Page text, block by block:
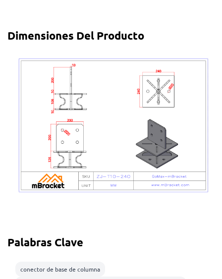
Dimensiones Del Producto
Palabras Clave
conector de base de columna